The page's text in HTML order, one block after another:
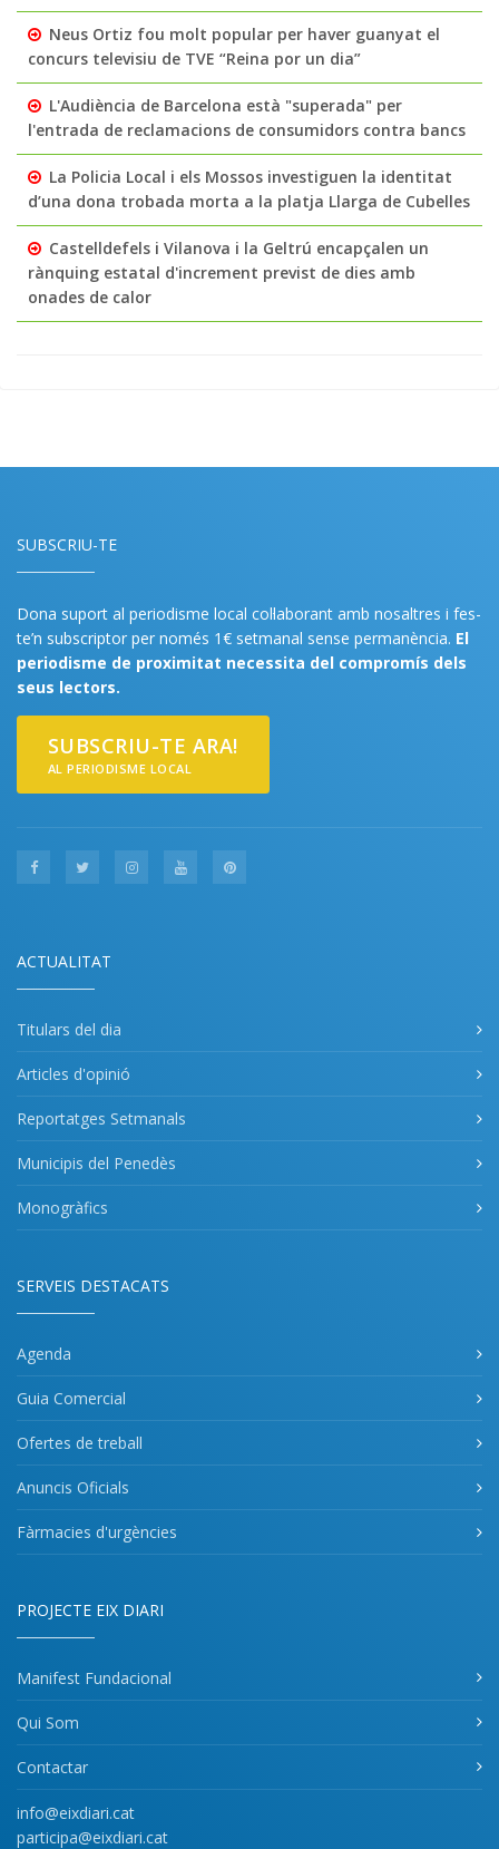
Neus Ortiz fou molt popular per haver guanyat el
concurs televisiu de TVE “Reina por un dia”
L'Audiència de Barcelona està "superada" per
l'entrada de reclamacions de consumidors contra bancs
La Policia Local i els Mossos investiguen la identitat
d’una dona trobada morta a la platja Llarga de Cubelles
Castelldefels i Vilanova i la Geltrú encapçalen un
rànquing estatal d'increment previst de dies amb
onades de calor
SUBSCRIU-TE
Dona suport al periodisme local col·laborant amb nosaltres i fes-
te’n subscriptor per només 1€ setmanal sense permanència. El
periodisme de proximitat necessita del compromís dels
seus lectors.
SUBSCRIU-TE ARA!
AL PERIODISME LOCAL
ACTUALITAT
Titulars del dia
Articles d'opinió
Reportatges Setmanals
Municipis del Penedès
Monogràfics
SERVEIS DESTACATS
Agenda
Guia Comercial
Ofertes de treball
Anuncis Oficials
Fàrmacies d'urgències
PROJECTE EIX DIARI
Manifest Fundacional
Qui Som
Contactar
info@eixdiari.cat
participa@eixdiari.cat